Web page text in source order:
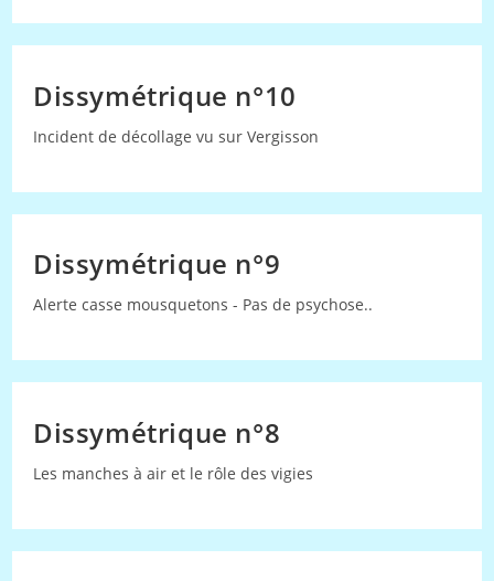
Dissymétrique n°10
Incident de décollage vu sur Vergisson
Dissymétrique n°9
Alerte casse mousquetons - Pas de psychose..
Dissymétrique n°8
Les manches à air et le rôle des vigies